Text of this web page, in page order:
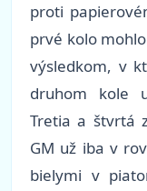
proti
prvé kolo
výsledkom, v
druhom kole
Tretia a štvrtá
GM už iba v
bielymi v